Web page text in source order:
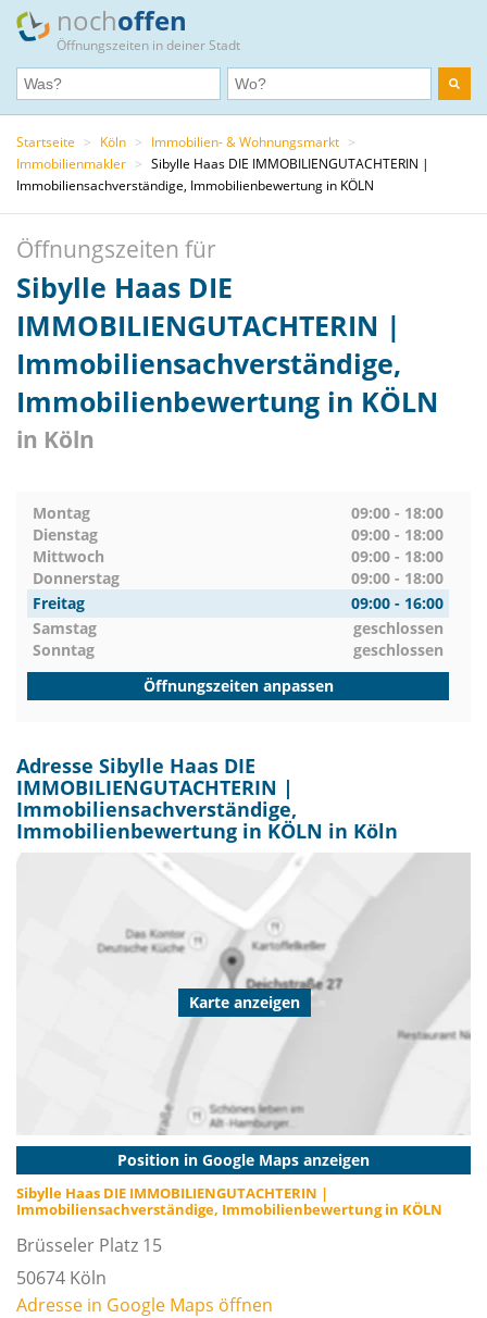
nochoffen
Öffnungszeiten in deiner Stadt
Startseite > Köln > Immobilien- & Wohnungsmarkt >
Immobilienmakler > Sibylle Haas DIE IMMOBILIENGUTACHTERIN |
Immobiliensachverständige, Immobilienbewertung in KÖLN
Öffnungszeiten für
Sibylle Haas DIE
IMMOBILIENGUTACHTERIN |
Immobiliensachverständige,
Immobilienbewertung in KÖLN
in Köln
Montag
09:00 - 18:00
Dienstag
09:00 - 18:00
Mittwoch
09:00 - 18:00
Donnerstag
09:00 - 18:00
Freitag
09:00 - 16:00
Samstag
geschlossen
Sonntag
geschlossen
Öffnungszeiten anpassen
Adresse Sibylle Haas DIE
IMMOBILIENGUTACHTERIN |
Immobiliensachverständige,
Immobilienbewertung in KÖLN in Köln
Karte anzeigen
Position in Google Maps anzeigen
Sibylle Haas DIE IMMOBILIENGUTACHTERIN |
Immobiliensachverständige, Immobilienbewertung in KÖLN
Brüsseler Platz 15
50674 Köln
Adresse in Google Maps öffnen